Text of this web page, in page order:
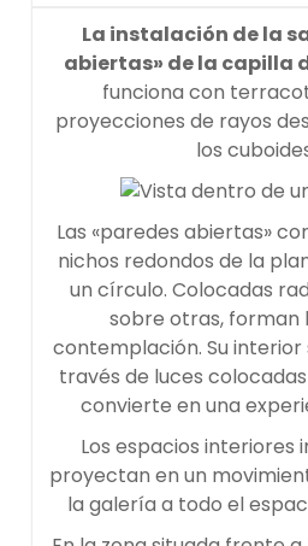
La instalación de la
abiertas» de la capilla
funciona con
proyecciones de rayos
los
Las «paredes abiertas»
nichos redondos de la
un círculo. Colocadas
sobre otras, forman
contemplación. Su interior
través de luces
convierte en una
Los espacios interiores
proyectan en un
la galería a todo el